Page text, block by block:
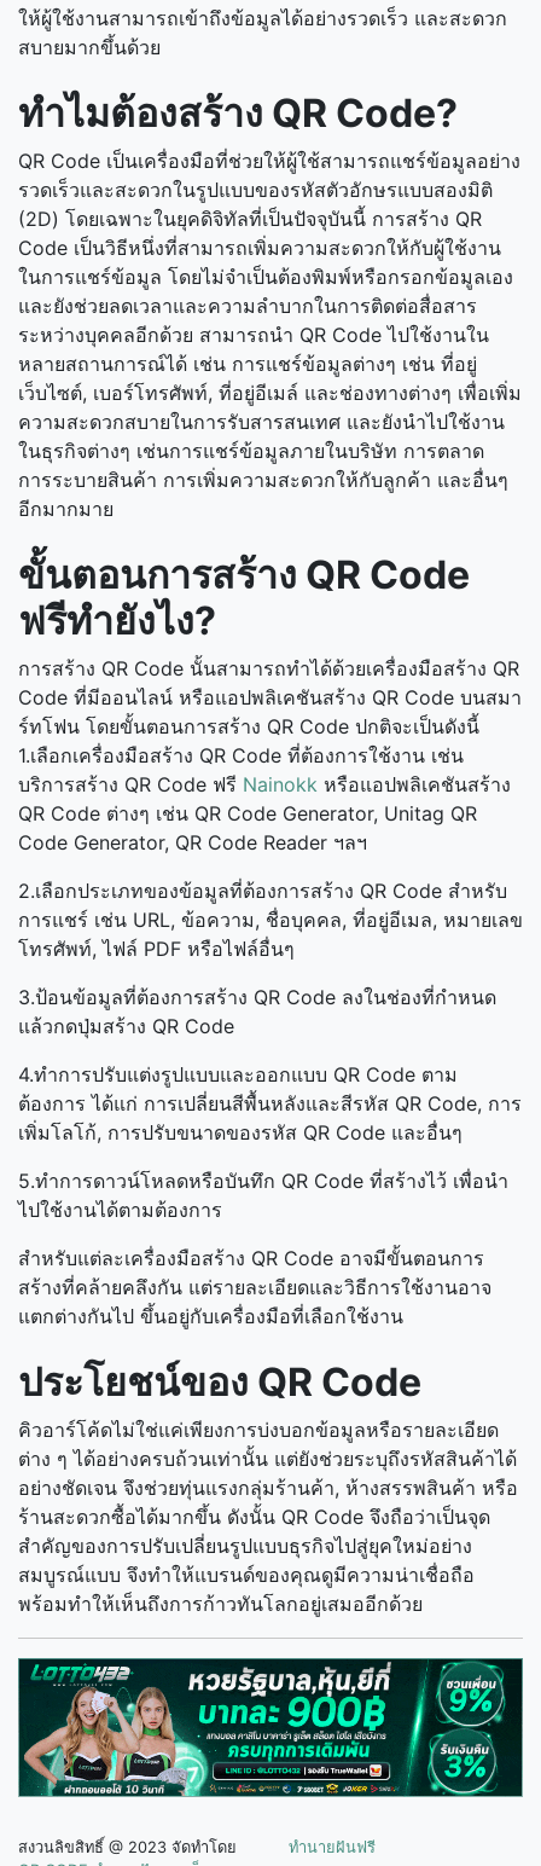
ให้ผู้ใช้งานสามารถเข้าถึงข้อมูลได้อย่างรวดเร็ว และสะดวก
สบายมากขึ้นด้วย
ทำไมต้องสร้าง QR Code?
QR Code เป็นเครื่องมือที่ช่วยให้ผู้ใช้สามารถแชร์ข้อมูลอย่าง
รวดเร็วและสะดวกในรูปแบบของรหัสตัวอักษรแบบสองมิติ
(2D) โดยเฉพาะในยุคดิจิทัลที่เป็นปัจจุบันนี้ การสร้าง QR
Code เป็นวิธีหนึ่งที่สามารถเพิ่มความสะดวกให้กับผู้ใช้งาน
ในการแชร์ข้อมูล โดยไม่จำเป็นต้องพิมพ์หรือกรอกข้อมูลเอง
และยังช่วยลดเวลาและความลำบากในการติดต่อสื่อสาร
ระหว่างบุคคลอีกด้วย สามารถนำ QR Code ไปใช้งานใน
หลายสถานการณ์ได้ เช่น การแชร์ข้อมูลต่างๆ เช่น ที่อยู่
เว็บไซต์, เบอร์โทรศัพท์, ที่อยู่อีเมล์ และช่องทางต่างๆ เพื่อเพิ่ม
ความสะดวกสบายในการรับสารสนเทศ และยังนำไปใช้งาน
ในธุรกิจต่างๆ เช่นการแชร์ข้อมูลภายในบริษัท การตลาด
การระบายสินค้า การเพิ่มความสะดวกให้กับลูกค้า และอื่นๆ
อีกมากมาย
ขั้นตอนการสร้าง QR Code
ฟรีทำยังไง?
การสร้าง QR Code นั้นสามารถทำได้ด้วยเครื่องมือสร้าง QR
Code ที่มีออนไลน์ หรือแอปพลิเคชันสร้าง QR Code บนสมา
ร์ทโฟน โดยขั้นตอนการสร้าง QR Code ปกติจะเป็นดังนี้
1.เลือกเครื่องมือสร้าง QR Code ที่ต้องการใช้งาน เช่น
บริการสร้าง QR Code ฟรี Nainokk หรือแอปพลิเคชันสร้าง
QR Code ต่างๆ เช่น QR Code Generator, Unitag QR
Code Generator, QR Code Reader ฯลฯ
2.เลือกประเภทของข้อมูลที่ต้องการสร้าง QR Code สำหรับ
การแชร์ เช่น URL, ข้อความ, ชื่อบุคคล, ที่อยู่อีเมล, หมายเลข
โทรศัพท์, ไฟล์ PDF หรือไฟล์อื่นๆ
3.ป้อนข้อมูลที่ต้องการสร้าง QR Code ลงในช่องที่กำหนด
แล้วกดปุ่มสร้าง QR Code
4.ทำการปรับแต่งรูปแบบและออกแบบ QR Code ตาม
ต้องการ ได้แก่ การเปลี่ยนสีพื้นหลังและสีรหัส QR Code, การ
เพิ่มโลโก้, การปรับขนาดของรหัส QR Code และอื่นๆ
5.ทำการดาวน์โหลดหรือบันทึก QR Code ที่สร้างไว้ เพื่อนำ
ไปใช้งานได้ตามต้องการ
สำหรับแต่ละเครื่องมือสร้าง QR Code อาจมีขั้นตอนการ
สร้างที่คล้ายคลึงกัน แต่รายละเอียดและวิธีการใช้งานอาจ
แตกต่างกันไป ขึ้นอยู่กับเครื่องมือที่เลือกใช้งาน
ประโยชน์ของ QR Code
คิวอาร์โค้ดไม่ใช่แค่เพียงการบ่งบอกข้อมูลหรือรายละเอียด
ต่าง ๆ ได้อย่างครบถ้วนเท่านั้น แต่ยังช่วยระบุถึงรหัสสินค้าได้
อย่างชัดเจน จึงช่วยทุ่นแรงกลุ่มร้านค้า, ห้างสรรพสินค้า หรือ
ร้านสะดวกซื้อได้มากขึ้น ดังนั้น QR Code จึงถือว่าเป็นจุด
สำคัญของการปรับเปลี่ยนรูปแบบธุรกิจไปสู่ยุคใหม่อย่าง
สมบูรณ์แบบ จึงทำให้แบรนด์ของคุณดูมีความน่าเชื่อถือ
พร้อมทำให้เห็นถึงการก้าวทันโลกอยู่เสมออีกด้วย
สงวนลิขสิทธิ์ @ 2023 จัดทำโดย
ทํานายฝันฟรี